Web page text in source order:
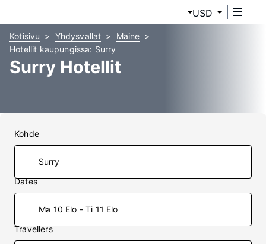
USD
Kotisivu Yhdysvallat
Maine
Hotellit kaupungissa: Surry
Surry Hotellit
Kohde
Dates
Ma 10 Elo - Ti 11 Elo
Travellers